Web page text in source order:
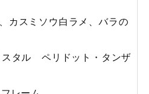
カスミソウ白ラメ、バラの
タル ペリドット・タンザ